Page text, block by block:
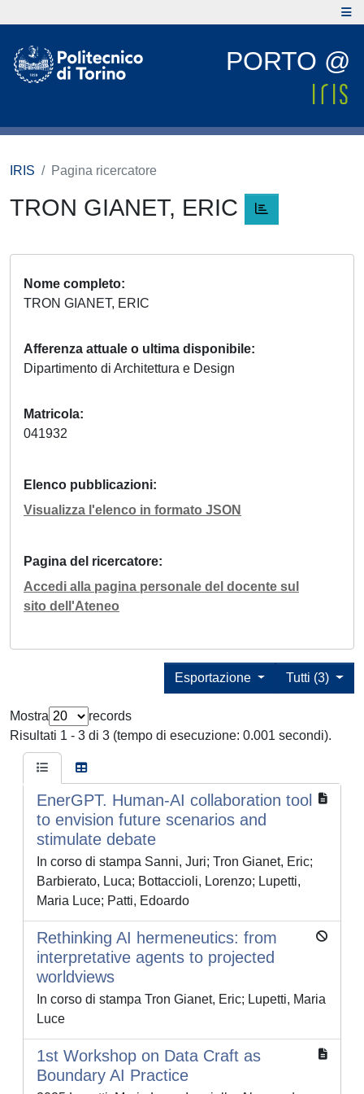
PORTO @
IRIS Pagina ricercatore
TRON GIANET, ERIC
Nome completo
TRON GIANET, ERIC
Afferenza attuale o ultima disponibile
Dipartimento di Architettura e Design
Matricola
041932
Elenco pubblicazioni
Visualizza l'elenco in formato JSON
Pagina del ricercatore
Accedi alla pagina personale del docente sul
sito dell'Ateneo
Tutti (3)
Esportazione
Mostra
records
Risultati 1 - 3 di 3 (tempo di esecuzione: 0.001 secondi).
EnerGPT. Human-AI collaboration tool
to envision future scenarios and
stimulate debate
In corso di stampa Sanni, Juri; Tron Gianet, Eric;
Barbierato, Luca; Bottaccioli, Lorenzo; Lupetti,
Maria Luce; Patti, Edoardo
Rethinking AI hermeneutics: from
interpretative agents to projected
worldviews
In corso di stampa Tron Gianet, Eric; Lupetti, Maria
Luce
1st Workshop on Data Craft as
Boundary AI Practice